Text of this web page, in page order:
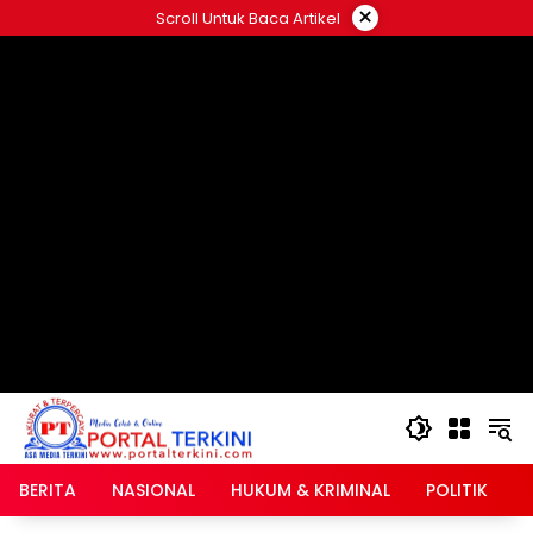
ke
Scroll Untuk Baca Artikel ×
BERITA NASIONAL HUKUM & KRIMINAL POLITIK